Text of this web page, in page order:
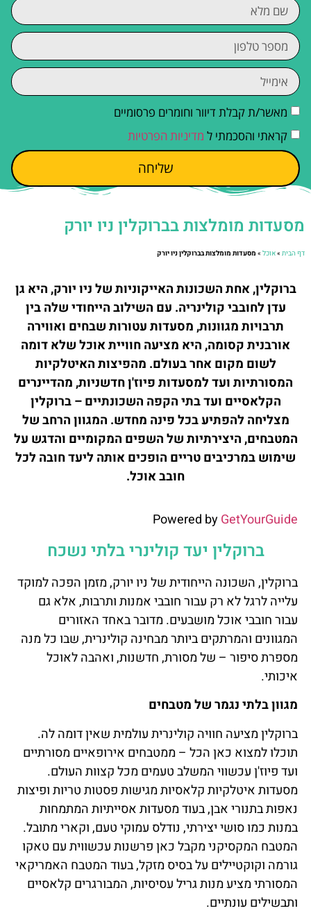
מאשר/ת קבלת דיוור וחומרים פרסומיים
קראתי והסכמתי ל מדיניות הפרטיות
שליחה
מסעדות מומלצות בברוקלין ניו יורק
דף הבית»אוכל» מסעדות מומלצות בברוקלין ניו יורק
ברוקלין, אחת השכונות האייקוניות של ניו יורק, היא גן
עדן לחובבי קולינריה. עם השילוב הייחודי שלה בין
תרבויות מגוונות, מסעדות עטורות שבחים ואווירה
אורבנית קסומה, היא מציעה חוויית אוכל שלא דומה
לשום מקום אחר בעולם. מהפיצות האיטלקיות
המסורתיות ועד למסעדות פיוז'ן חדשניות, מהדיינרים
הקלאסיים ועד בתי הקפה השכונתיים – ברוקלין
מצליחה להפתיע בכל פינה מחדש. המגוון הרחב של
המטבחים, היצירתיות של השפים המקומיים והדגש על
שימוש במרכיבים טריים הופכים אותה ליעד חובה לכל
חובב אוכל.
Powered byGetYourGuide
ברוקלין יעד קולינרי בלתי נשכח
ברוקלין, השכונה הייחודית של ניו יורק, מזמן הפכה למוקד
עלייה לרגל לא רק עבור חובבי אמנות ותרבות, אלא גם
עבור חובבי אוכל מושבעים. מדובר באחד האזורים
המגוונים והמרתקים ביותר מבחינה קולינרית, שבו כל מנה
מספרת סיפור – של מסורת, חדשנות, ואהבה לאוכל
איכותי.
מגוון בלתי נגמר של מטבחים
ברוקלין מציעה חוויה קולינרית עולמית שאין דומה לה.
תוכלו למצוא כאן הכל – ממטבחים אירופאיים מסורתיים
ועד פיוז'ן עכשווי המשלב טעמים מכל קצוות העולם.
מסעדות איטלקיות קלאסיות מגישות פסטות טריות ופיצות
נאפות בתנורי אבן, בעוד מסעדות אסייתיות המתמחות
במנות כמו סושי יצירתי, נודלס עמוקי טעם, וקארי מתובל.
המטבח המקסיקני מקבל כאן פרשנות עכשווית עם טאקו
גורמה וקוקטיילים על בסיס מזקל, בעוד המטבח האמריקאי
המסורתי מציע מנות גריל עסיסיות, המבורגרים קלאסיים
ותבשילים עונתיים.